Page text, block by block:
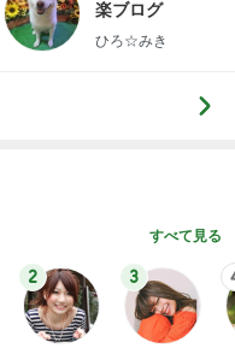
楽ブログ
ひろ☆みき
すべて見る
2 3